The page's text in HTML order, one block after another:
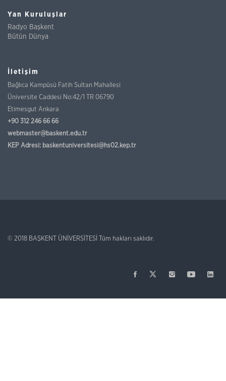
Yan Kuruluşlar
Radyo Başkent
Bütün Dünya
İletişim
Bağlıca Kampüsü Fatih Sultan Mahallesi
Üniversite Caddesi No:42/1 TR 06790
Etimesgut Ankara
+90 312 246 66 66
webmaster@baskent.edu.tr
KEP Adresi: baskentuniversitesi@hs02.kep.tr
© 2018 BAŞKENT ÜNİVERSİTESİ Tüm hakları saklıdır.